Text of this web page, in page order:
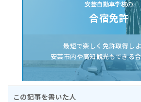
安芸自動車学校の
合宿免許
最短で楽しく免許取得し
安芸市内や高知観光もできる合
この記事を書いた人